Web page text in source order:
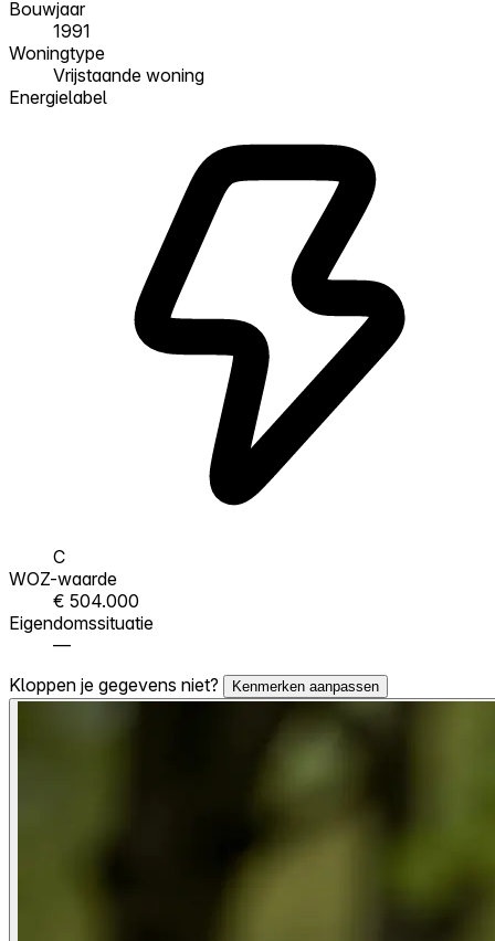
Bouwjaar
1991
Woningtype
Vrijstaande woning
Energielabel
C
WOZ-waarde
€ 504.000
Eigendomssituatie
—
Kloppen je gegevens niet?
Kenmerken aanpassen